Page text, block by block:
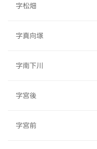
字松畑
字真向塚
字南下川
字宮後
字宮前